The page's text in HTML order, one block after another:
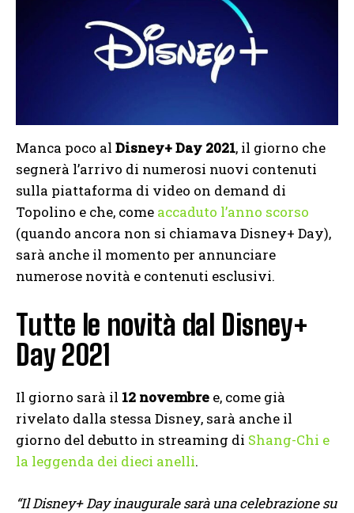
Manca poco al Disney+ Day 2021, il giorno che
segnerà l’arrivo di numerosi nuovi contenuti
sulla piattaforma di video on demand di
Topolino e che, come accaduto l’anno scorso
(quando ancora non si chiamava Disney+ Day),
sarà anche il momento per annunciare
numerose novità e contenuti esclusivi.
Tutte le novità dal Disney+
Day 2021
Il giorno sarà il 12 novembre e, come già
rivelato dalla stessa Disney, sarà anche il
giorno del debutto in streaming di Shang-Chi e
la leggenda dei dieci anelli.
“Il Disney+ Day inaugurale sarà una celebrazione su